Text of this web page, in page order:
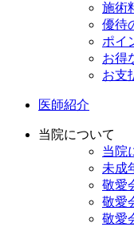
施術
優待
ポイ
お得
お支
医師紹介
当院について
当院
未成
敬愛
敬愛
敬愛